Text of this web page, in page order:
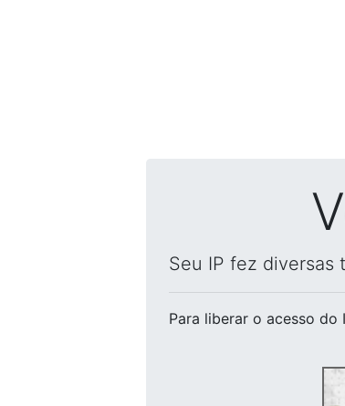
Seu IP fez diversas
Para liberar o acesso do